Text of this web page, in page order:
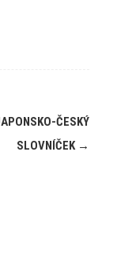
ČESKÝ
SLOVNÍČEK →